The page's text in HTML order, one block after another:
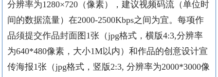
分辨率为1280×720（像素），建议视频码流（单位时
间的数据流量）在2000-2500Kbps之间为宜。 每项作
品须提交作品封面图 1张（jpg格式，横版4:3,分辨率
为640*480像素，大小1M以内）和作品的创意设计宣
传海报1张（jpg格式，竖版2:3, 分辨率为2000*3000像